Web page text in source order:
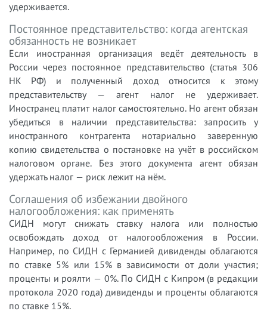
удерживается.
Постоянное представительство: когда агентская
обязанность не возникает
Если иностранная организация ведёт деятельность в
России через постоянное представительство (статья 306
НК РФ) и полученный доход относится к этому
представительству — агент налог не удерживает.
Иностранец платит налог самостоятельно. Но агент обязан
убедиться в наличии представительства: запросить у
иностранного контрагента нотариально заверенную
копию свидетельства о постановке на учёт в российском
налоговом органе. Без этого документа агент обязан
удержать налог — риск лежит на нём.
Соглашения об избежании двойного
налогообложения: как применять
СИДН могут снижать ставку налога или полностью
освобождать доход от налогообложения в России.
Например, по СИДН с Германией дивиденды облагаются
по ставке 5% или 15% в зависимости от доли участия;
проценты и роялти — 0%. По СИДН с Кипром (в редакции
протокола 2020 года) дивиденды и проценты облагаются
по ставке 15%.